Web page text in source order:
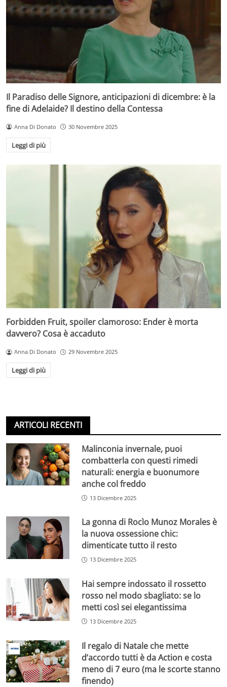
Il Paradiso delle Signore, anticipazioni di dicembre: è la
fine di Adelaide? Il destino della Contessa
Anna Di Donato 30 Novembre 2025
Leggi di più
Forbidden Fruit, spoiler clamoroso: Ender è morta
davvero? Cosa è accaduto
Anna Di Donato 29 Novembre 2025
Leggi di più
ARTICOLI RECENTI
Malinconia invernale, puoi
combatterla con questi rimedi
naturali: energia e buonumore
anche col freddo
13 Dicembre 2025
La gonna di Rocìo Munoz Morales è
la nuova ossessione chic:
dimenticate tutto il resto
13 Dicembre 2025
Hai sempre indossato il rossetto
rosso nel modo sbagliato: se lo
metti così sei elegantissima
13 Dicembre 2025
Il regalo di Natale che mette
d’accordo tutti è da Action e costa
meno di 7 euro (ma le scorte stanno
finendo)